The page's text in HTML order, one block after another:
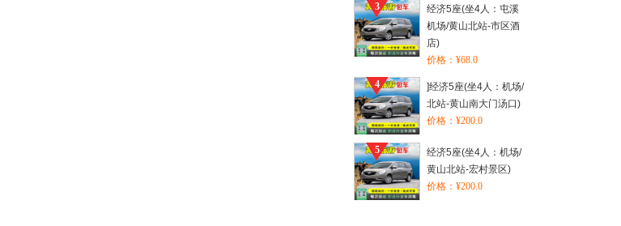
3
经济5座(坐4人：屯溪
机场/黄山北站-市区酒
店)
价格：¥68.0
4
]经济5座(坐4人：机场/
北站-黄山南大门汤口)
价格：¥200.0
5
经济5座(坐4人：机场/
黄山北站-宏村景区)
价格：¥200.0